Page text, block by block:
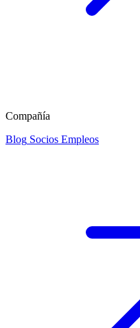
Compañía
Blog Socios Empleos